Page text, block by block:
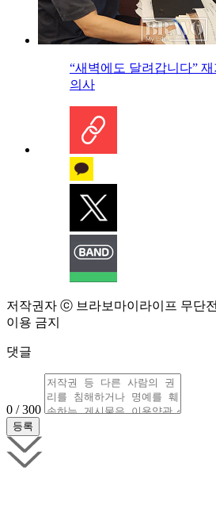
“새벽에도 달려갑니다”
의사
저작권자 ⓒ 브라보마이라이프 무단
이용 금지
댓글
0 / 300